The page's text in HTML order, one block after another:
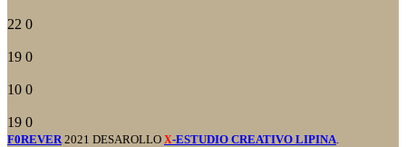
22 0
19 0
10 0
19 0
F0REVER 2021 DESAROLLO X-ESTUDIO CREATIVO LIPINA